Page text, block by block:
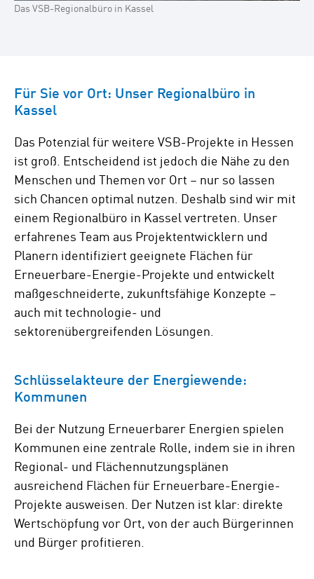
Das VSB-Regionalbüro in Kassel
Für Sie vor Ort: Unser Regionalbüro in
Kassel
Das Potenzial für weitere VSB-Projekte in Hessen
ist groß. Entscheidend ist jedoch die Nähe zu den
Menschen und Themen vor Ort – nur so lassen
sich Chancen optimal nutzen. Deshalb sind wir mit
einem Regionalbüro in Kassel vertreten. Unser
erfahrenes Team aus Projektentwicklern und
Planern identifiziert geeignete Flächen für
Erneuerbare-Energie-Projekte und entwickelt
maßgeschneiderte, zukunftsfähige Konzepte –
auch mit technologie- und
sektorenübergreifenden Lösungen.
Schlüsselakteure der Energiewende:
Kommunen
Bei der Nutzung Erneuerbarer Energien spielen
Kommunen eine zentrale Rolle, indem sie in ihren
Regional- und Flächennutzungsplänen
ausreichend Flächen für Erneuerbare-Energie-
Projekte ausweisen. Der Nutzen ist klar: direkte
Wertschöpfung vor Ort, von der auch Bürgerinnen
und Bürger profitieren.